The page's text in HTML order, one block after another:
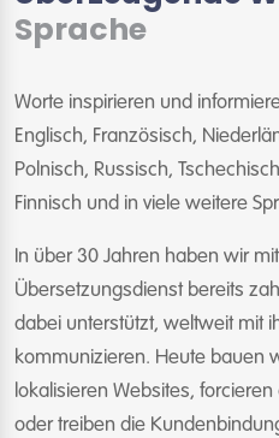
Sprache
Worte inspirieren und
Englisch, Französisch,
Polnisch, Russisch,
Finnisch und in viele weitere
In über 30 Jahren haben wir
Übersetzungsdienst bereits
dabei unterstützt, weltweit mit
kommunizieren. Heute bauen
lokalisieren Websites,
oder treiben die